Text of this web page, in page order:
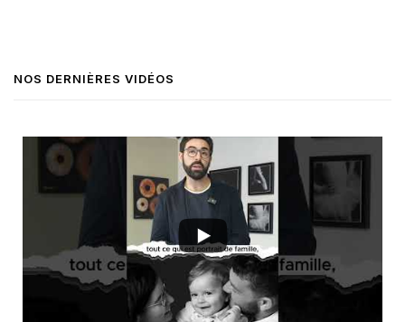
NOS DERNIÈRES VIDÉOS